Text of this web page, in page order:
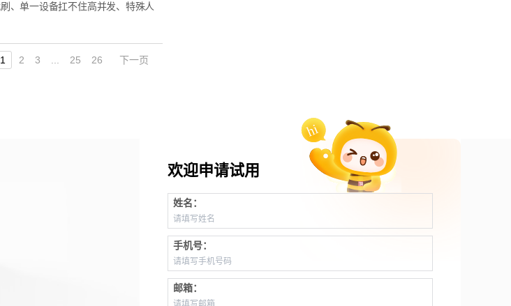
、单一设备扛不住高并发、特殊人
1 2 3 25 26 下一页
欢迎申请试用
姓名：
手机号：
邮箱：